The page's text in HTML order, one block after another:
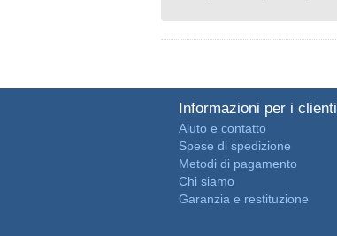
Informazioni per i clienti
Aiuto e contatto
Spese di spedizione
Metodi di pagamento
Chi siamo
Garanzia e restituzione